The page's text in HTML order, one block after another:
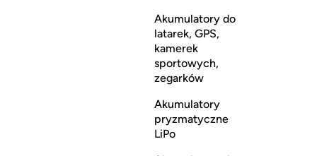
Akumulatory do
latarek, GPS,
kamerek
sportowych,
zegarków
Akumulatory
pryzmatyczne
LiPo